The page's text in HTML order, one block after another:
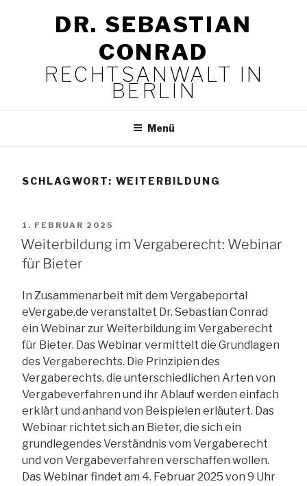
DR. SEBASTIAN
CONRAD
RECHTSANWALT IN
BERLIN
Menü
SCHLAGWORT: WEITERBILDUNG
VERÖFFENTLICHT
AM
1. FEBRUAR 2025
Weiterbildung im Vergaberecht: Webinar
für Bieter
In Zusammenarbeit mit dem Vergabeportal
eVergabe.de veranstaltet Dr. Sebastian Conrad
ein Webinar zur Weiterbildung im Vergaberecht
für Bieter. Das Webinar vermittelt die Grundlagen
des Vergaberechts. Die Prinzipien des
Vergaberechts, die unterschiedlichen Arten von
Vergabeverfahren und ihr Ablauf werden einfach
erklärt und anhand von Beispielen erläutert. Das
Webinar richtet sich an Bieter, die sich ein
grundlegendes Verständnis vom Vergaberecht
und von Vergabeverfahren verschaffen wollen.
Das Webinar findet am 4. Februar 2025 von 9 Uhr